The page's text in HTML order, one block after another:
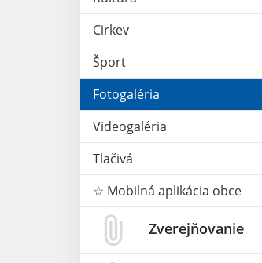
Cirkev
Šport
Fotogaléria
Videogaléria
Tlačivá
☆ Mobilná aplikácia obce
Zverejňovanie